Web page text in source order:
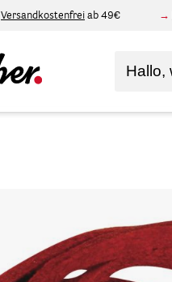
Versandkostenfrei ab 49€